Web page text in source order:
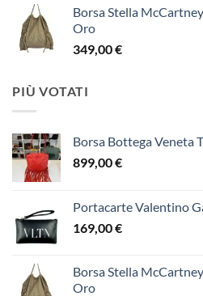
Borsa Stella
Oro
349,00€
PIÙ VOTATI
Borsa Bottega Veneta
899,00€
Portacarte Valentino
169,00€
Borsa Stella
Oro